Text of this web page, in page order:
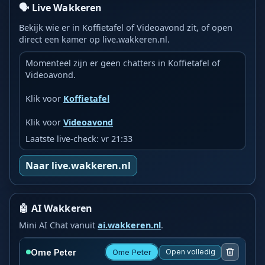
🗣️ Live Wakkeren
Bekijk wie er in Koffietafel of Videoavond zit, of open
direct een kamer op live.wakkeren.nl.
Momenteel zijn er geen chatters in Koffietafel of
Videoavond.
Klik voor Koffietafel
Klik voorVideoavond
Laatste live-check: vr 21:33
Naar live.wakkeren.nl
🤖 AI Wakkeren
Mini AI Chat vanuitai.wakkeren.nl.